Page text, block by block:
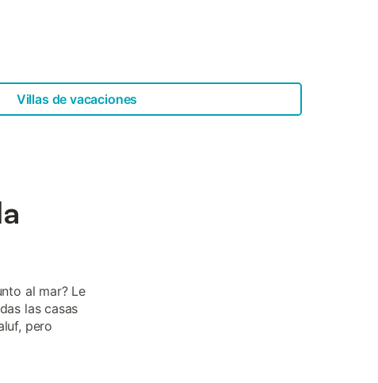
Villas de vacaciones
al mar? Le
las casas
pero